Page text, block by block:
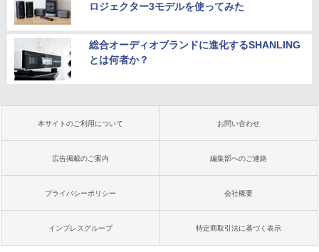
ロジェクター3モデルを使ってみた
総合オーディオブランドに進化するSHANLING
とは何者か？
本サイトのご利用について お問い合わせ
広告掲載のご案内 編集部へのご連絡
プライバシーポリシー 会社概要
インプレスグループ 特定商取引法に基づく表示